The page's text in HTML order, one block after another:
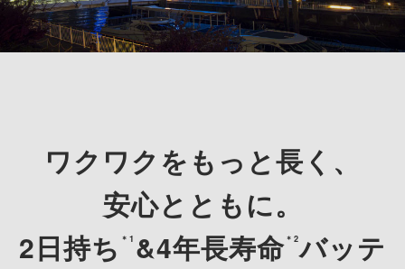
ワクワクをもっと長く、
安心とともに。
2日持ち ＊1 &4年長寿命＊2バッテ